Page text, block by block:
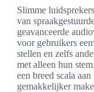
Slimme
van
geavanceerde
voor gebruikers
stellen en zelfs
met alleen hun
een breed scala
gemakkelijker